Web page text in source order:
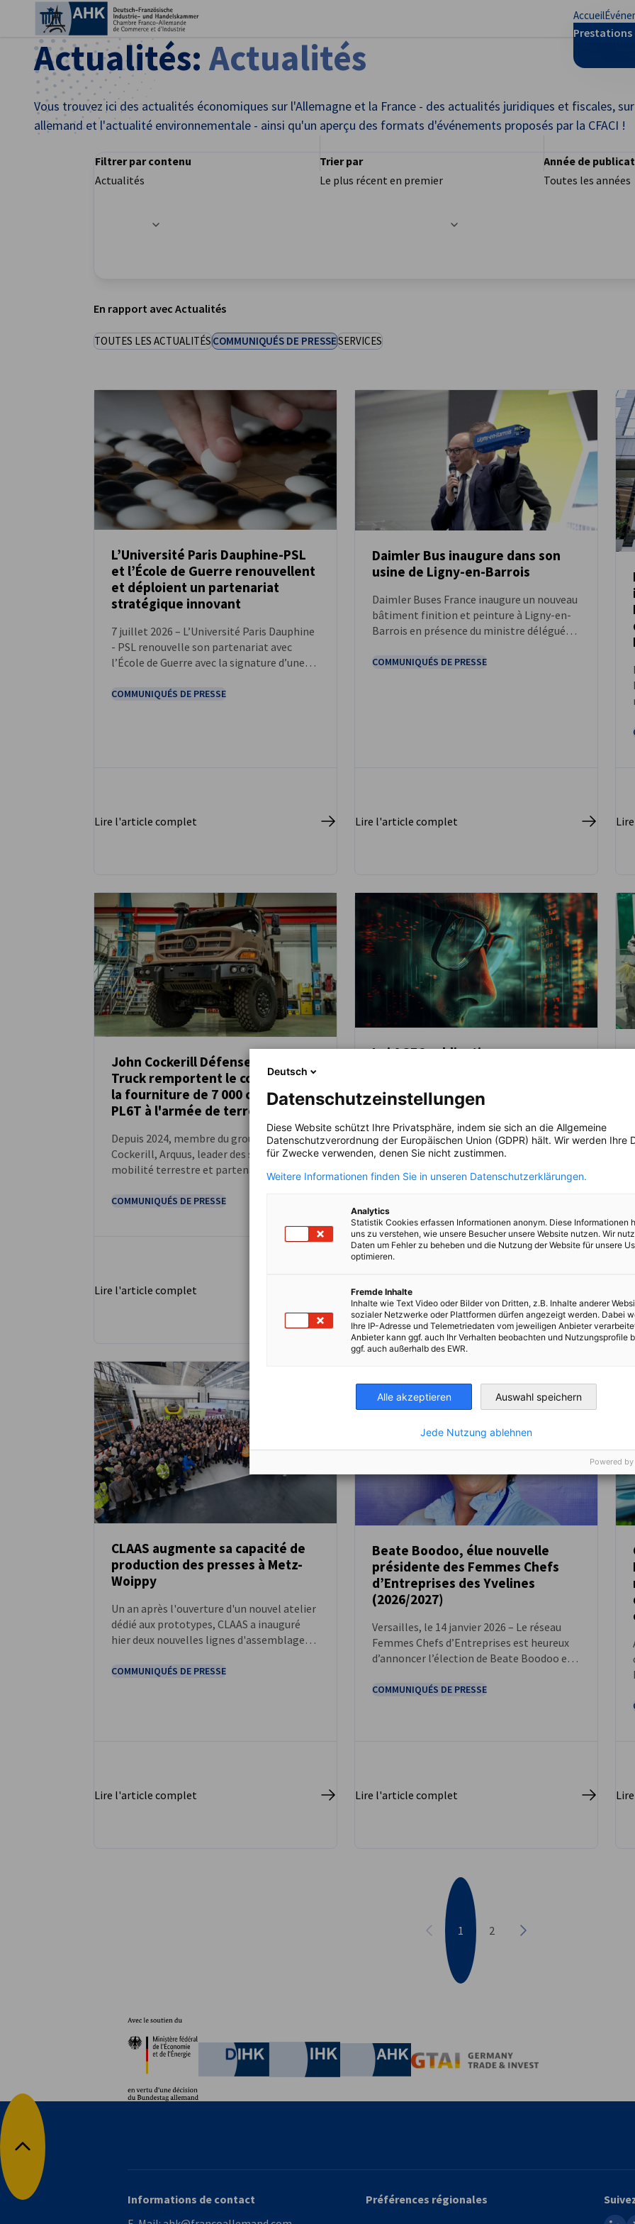
Accueil
Prestations
France
Actualités: Actualités
Vous trouvez ici des actualités économiques sur l'Allemagne et la France - des actualités juridiques et fiscales,
allemand et l'actualité environnementale - ainsi qu'un aperçu des formats d'événements proposés par la CFACI !
Les options de filtrage ont été mises à jour avec succès
Filtrer par contenu
Actualités
Trier par
Le plus récent en premier
Année de
Toutes les années
En rapport avec Actualités
TOUTES LES ACTUALITÉSCOMMUNIQUÉS DE PRESSESERVICES
ACTUALITÉS
L’Université Paris Dauphine-PSL
et l’École de Guerre renouvellent
et déploient un partenariat
stratégique innovant
7 juillet 2026 – L’Université Paris Dauphine
- PSL renouvelle son partenariat avec
l’École de Guerre avec la signature d’une
Président de l’Université Paris Dauphine -
COMMUNIQUÉS DE PRESSE
Lire l'article complet
Daimler Bus inaugure dans son
usine de Ligny-en-Barrois
Daimler Buses France inaugure un nouveau
bâtiment finition et peinture à Ligny-en-
Barrois en présence du ministre délégué
COMMUNIQUÉS DE PRESSE
Lire l'article complet
ACTUALITÉS
John Cockerill Défense et Daimer
Truck remportent le contrat pour
la fourniture de 7 000 camions
PL6T à l'armée de terre
Depuis 2024, membre du groupe John
Cockerill, Arquus, leader des solutions de
mobilité terrestre et partenaire historique
des armées et Daimler Truck, fabricant
allemand de véhicules industriels, unissent
marché PL6T (porteurs logistiques 6
COMMUNIQUÉS DE PRESSE
Lire l'article complet
Loi AGEC : obligations
Pourquoi la maîtrise des données devient
décisive pour les producteurs
COMMUNIQUÉS DE PRESSE
Lire l'article complet
ACTUALITÉS
CLAAS augmente sa capacité de
production des presses à Metz-
Woippy
Un an après l'ouverture d'un nouvel atelier
dédié aux prototypes, CLAAS a inauguré
hier deux nouvelles lignes d'assemblage
agricoles à Metz-Woippy.
COMMUNIQUÉS DE PRESSE
Lire l'article complet
ACTUALITÉS
Beate Boodoo, élue nouvelle
présidente des Femmes Chefs
d’Entreprises des Yvelines
(2026/2027)
Versailles, le 14 janvier 2026 – Le réseau
Femmes Chefs d’Entreprises est heureux
d’annoncer l’élection de Beate Boodoo en
Yvelines, succédant à Anne-Laure Bernaert.
COMMUNIQUÉS DE PRESSE
Lire l'article complet
Précédent
1 2
Suivant
Partenaires
German Chamber of Commerce and Industry
Chamber of Commerce and Industry
AHK.de
Retour en haut
Informations de contact
Préférences régionales
Deutsch
Datenschutzeinstellungen
Diese Website schützt Ihre Privatsphäre, indem sie sich an die Allgemeine
Datenschutzverordnung der Europäischen Union (GDPR) hält. Wir werden Ihre
für Zwecke verwenden, denen Sie nicht zustimmen.
Weitere Informationen finden Sie in unseren Datenschutzerklärungen.
Analytics
Statistik Cookies erfassen Informationen anonym. Diese Informationen
uns zu verstehen, wie unsere Besucher unsere Website nutzen. Wir
Daten um Fehler zu beheben und die Nutzung der Website für unsere
optimieren.
Fremde Inhalte
Inhalte wie Text Video oder Bilder von Dritten, z.B. Inhalte anderer
sozialer Netzwerke oder Plattformen dürfen angezeigt werden. Dabei
Ihre IP-Adresse und Telemetriedaten vom jeweiligen Anbieter
Anbieter kann ggf. auch Ihr Verhalten beobachten und Nutzungsprofile
ggf. auch außerhalb des EWR.
Alle akzeptieren Auswahl speichern
Jede Nutzung ablehnen
Powered by